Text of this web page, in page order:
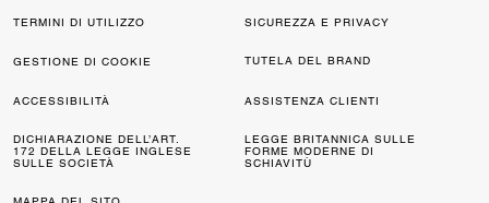
TERMINI DI UTILIZZO SICUREZZA E PRIVACY
GESTIONE DI COOKIE TUTELA DEL BRAND
ACCESSIBILITÀ ASSISTENZA CLIENTI
DICHIARAZIONE DELL’ART.
172 DELLA LEGGE INGLESE
SULLE SOCIETÀ
LEGGE BRITANNICA SULLE
FORME MODERNE DI
SCHIAVITÙ